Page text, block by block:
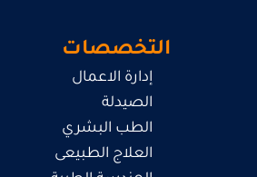
التخصصات
إدارة الاعمال
الصيدلة
الطب البشري
العلاج الطبيعى